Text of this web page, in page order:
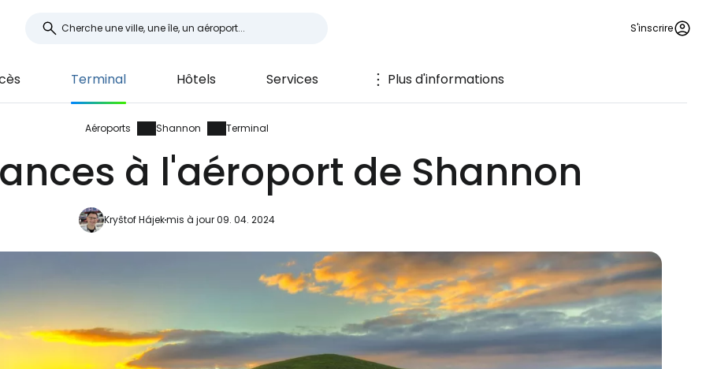
S'inscrire
Terminal Hôtels Services Plus d'informations
Aéroports Shannon Terminal
à l'aéroport de Shannon
Kryštof Hájekmis à jour 09. 04. 2024